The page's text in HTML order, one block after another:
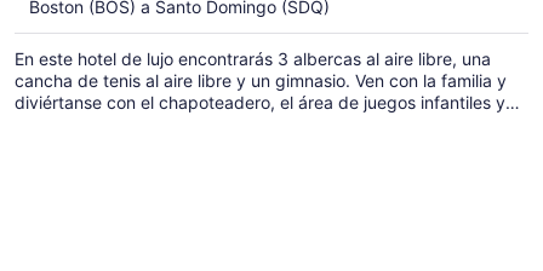
es
de
$1,005
por
Boston (BOS) a Santo Domingo (SDQ)
En este hotel de lujo encontrarás 3 albercas al aire libre, una
cancha de tenis al aire libre y un gimnasio. Ven con la familia y
diviértanse con el chapoteadero, el área de juegos infantiles y